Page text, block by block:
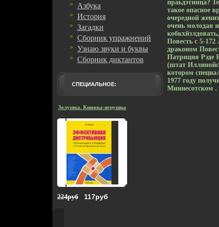
Азбука
История
Загадки
Сборник упражнений
Узнаю звуки и буквы
Сборник диктантов
СПЕЦИАЛЬНОЕ:
Золушка. Книжка-игрушка
224руб 117руб
праьдэтинца?
такое опасное
очередной
очень молодая
Повесть c 5-
драконом
Патриция Рэде
(штат
котором
1977 году
Миннесотском .